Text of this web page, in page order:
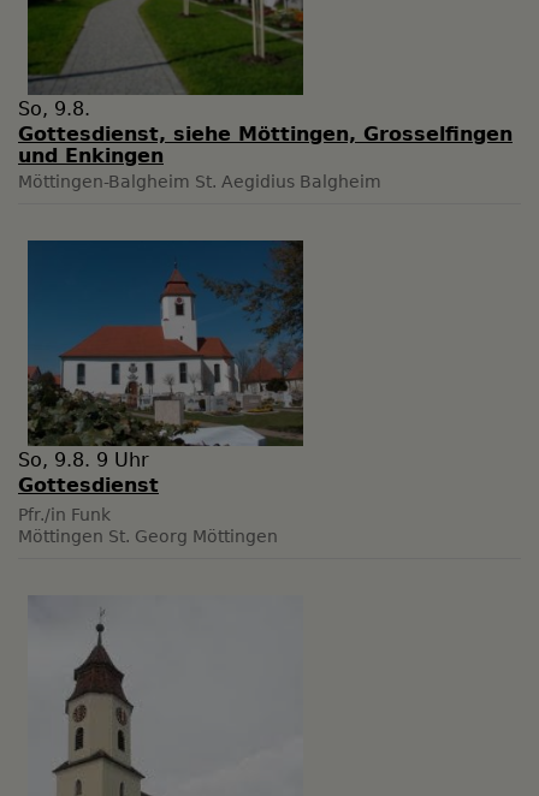
So, 9.8.
Gottesdienst, siehe Möttingen, Grosselfingen
und Enkingen
Möttingen-Balgheim St. Aegidius Balgheim
So, 9.8. 9 Uhr
Gottesdienst
Pfr./in Funk
Möttingen St. Georg Möttingen